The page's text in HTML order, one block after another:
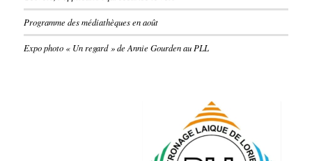
Programme des médiathèques en août
Expo photo « Un regard » de Annie Gourden au PLL